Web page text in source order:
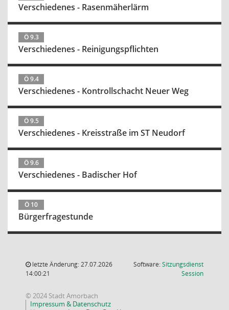
Verschiedenes - Rasenmäherlärm
Ö 9.3
Verschiedenes - Reinigungspflichten
Ö 9.4
Verschiedenes - Kontrollschacht Neuer Weg
Ö 9.5
Verschiedenes - Kreisstraße im ST Neudorf
Ö 9.6
Verschiedenes - Badischer Hof
Ö 10
Bürgerfragestunde
letzte Änderung: 27.07.2026
14:00:21
Software:Sitzungsdienst
Session(Wird in
© 2024 Stadt Amorbach
Impressum & Datenschutz